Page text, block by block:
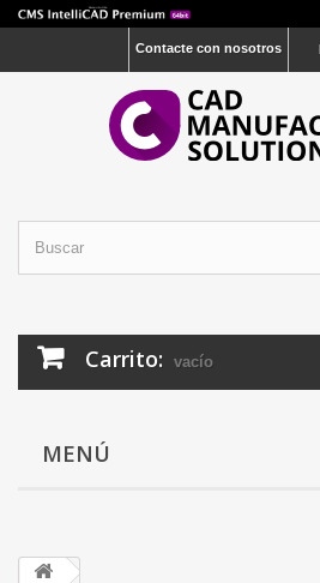
Contacte con nosotros
Carrito: vacío
MENÚ